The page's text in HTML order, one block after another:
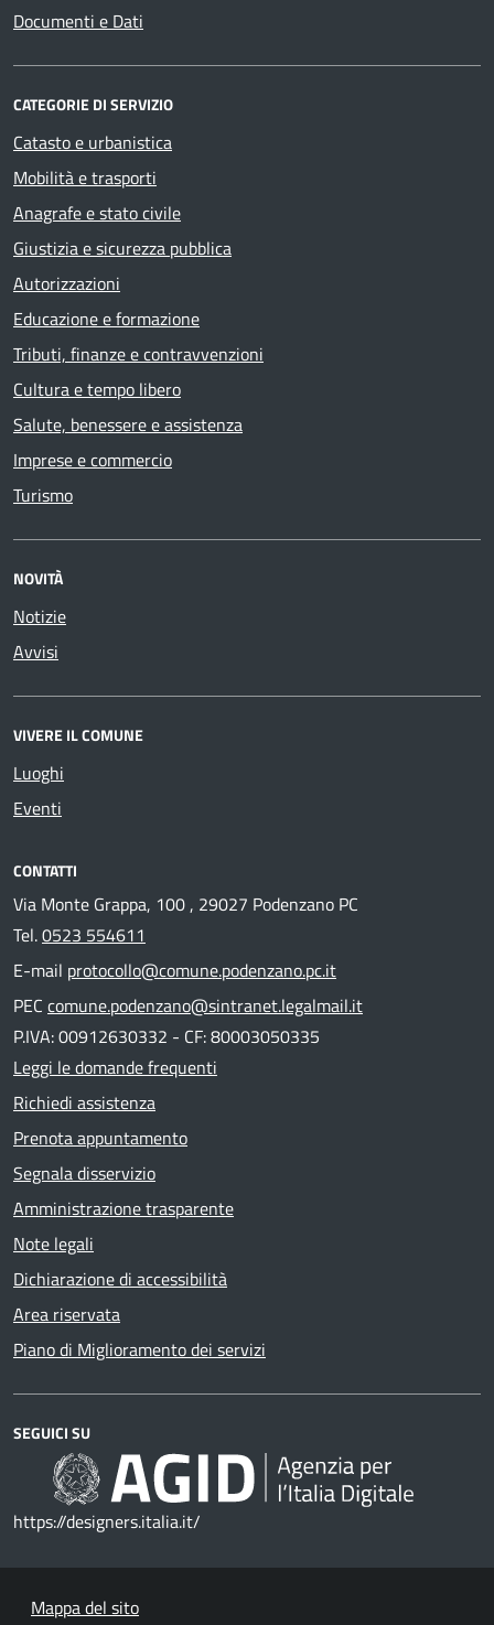
Documenti e Dati
CATEGORIE DI SERVIZIO
Catasto e urbanistica
Mobilità e trasporti
Anagrafe e stato civile
Giustizia e sicurezza pubblica
Autorizzazioni
Educazione e formazione
Tributi, finanze e contravvenzioni
Cultura e tempo libero
Salute, benessere e assistenza
Imprese e commercio
Turismo
NOVITÀ
Notizie
Avvisi
VIVERE IL COMUNE
Luoghi
Eventi
CONTATTI
Via Monte Grappa, 100 , 29027 Podenzano PC
Tel.0523 554611
E-mail protocollo@comune.podenzano.pc.it
PEC comune.podenzano@sintranet.legalmail.it
P.IVA: 00912630332 - CF: 80003050335
Leggi le domande frequenti
Richiedi assistenza
Prenota appuntamento
Segnala disservizio
Amministrazione trasparente
Note legali
Dichiarazione di accessibilità
Area riservata
Piano di Miglioramento dei servizi
SEGUICI SU
https://designers.italia.it/
Mappa del sito